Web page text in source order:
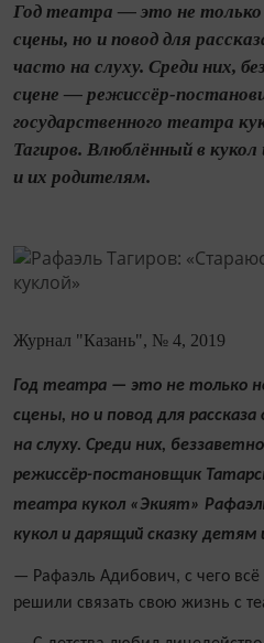
Год театра — это не
сцены, но и повод для
часто на слуху. Среди них,
сцене — режиссёр-
государственного театра
Тагиров. Влюблённый в
и их родителям.
Журнал "Казань", № 4, 2019
Год театра — это не только
сцены, но и повод для
на слуху. Среди них,
режиссёр-постановщик
театра кукол «Экият»
кукол и дарящий сказку детям
— Рафаэль Адибович, с чего
решили связать свою жизнь с